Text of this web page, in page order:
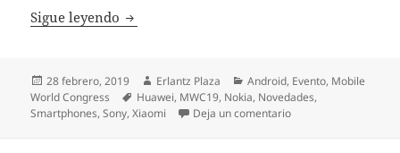
Sigue leyendo Megaresumen del Mobile World Congress
Publicado
el
28 febrero, 2019 Autor
Erlantz Plaza Categorías
Android, Evento, Mobile
World Congress
Etiquetas
Huawei, MWC19, Nokia, Novedades,
Smartphones,Sony,Xiaomi Deja un comentarioen Megaresumen